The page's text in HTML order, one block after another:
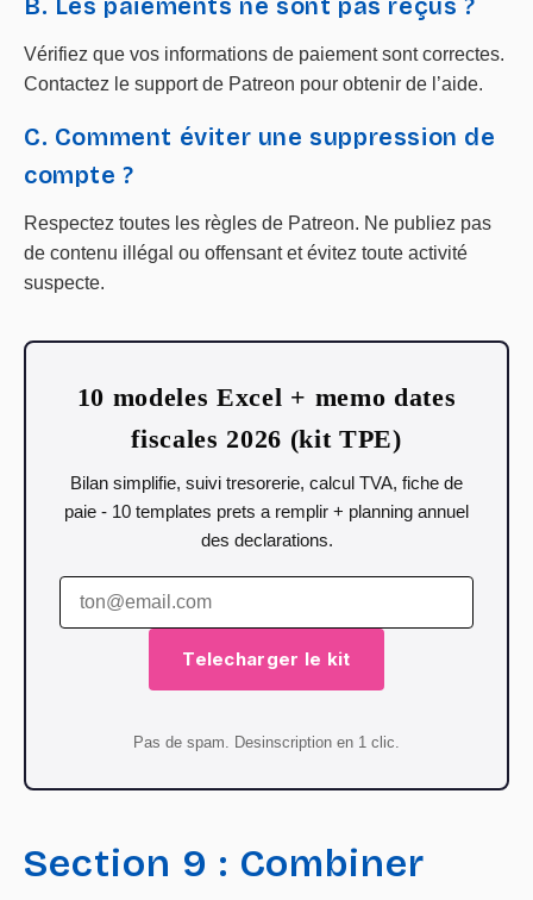
B. Les paiements ne sont pas reçus ?
Vérifiez que vos informations de paiement sont correctes.
Contactez le support de Patreon pour obtenir de l’aide.
C. Comment éviter une suppression de
compte ?
Respectez toutes les règles de Patreon. Ne publiez pas
de contenu illégal ou offensant et évitez toute activité
suspecte.
10 modeles Excel + memo dates
fiscales 2026 (kit TPE)
Bilan simplifie, suivi tresorerie, calcul TVA, fiche de
paie - 10 templates prets a remplir + planning annuel
des declarations.
Telecharger le kit
Pas de spam. Desinscription en 1 clic.
Section 9 : Combiner